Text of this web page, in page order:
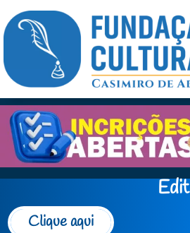
Clique aqui